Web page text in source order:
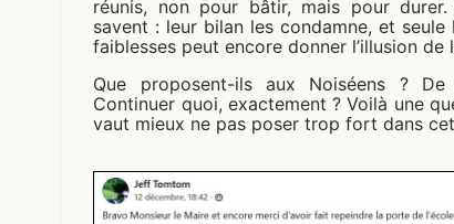
réunis, non pour bâtir, mais pour
savent : leur bilan les condamne, et seule
faiblesses peut encore donner l’illusion de
Que proposent-ils aux Noiséens ? De
Continuer quoi, exactement ? Voilà une
vaut mieux ne pas poser trop fort dans